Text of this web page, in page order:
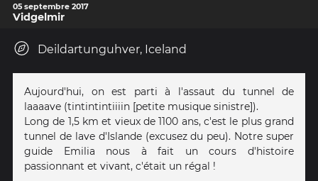
05 septembre 2017
Vidgelmir
Deildartunguhver, Iceland
Aujourd'hui, on est parti à l'assaut du tunnel de
laaaave (tintintintiiiin [petite musique sinistre]).
Long de 1,5 km et vieux de 1100 ans, c'est le plus grand
tunnel de lave d'Islande (excusez du peu). Notre super
guide Emilia nous à fait un cours d'histoire
passionnant et vivant, c'était un régal !